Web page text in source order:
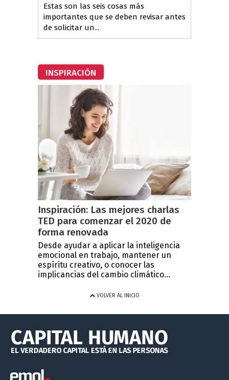
Estas son las seis cosas más
importantes que se deben revisar antes
de solicitar un...
INSPIRACIÓN
Inspiración: Las mejores charlas
TED para comenzar el 2020 de
forma renovada
Desde ayudar a aplicar la inteligencia
emocional en trabajo, mantener un
espíritu creativo, o conocer las
implicancias del cambio climático...
VOLVER AL INICIO